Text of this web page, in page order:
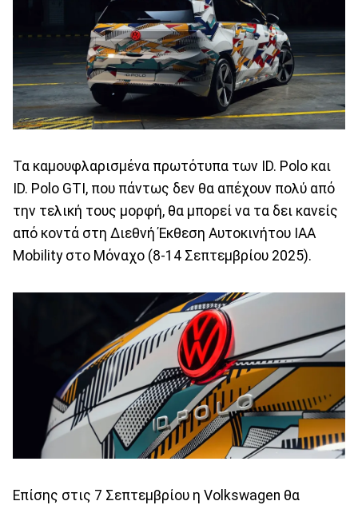
Τα καμουφλαρισμένα πρωτότυπα των ID. Polo και
ID. Polo GTI, που πάντως δεν θα απέχουν πολύ από
την τελική τους μορφή, θα μπορεί να τα δει κανείς
από κοντά στη Διεθνή Έκθεση Αυτοκινήτου IAA
Mobility στο Μόναχο (8-14 Σεπτεμβρίου 2025).
Επίσης στις 7 Σεπτεμβρίου η Volkswagen θα